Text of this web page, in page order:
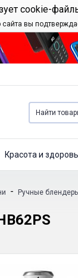
cookie-
вы
Красота и
- Ручные